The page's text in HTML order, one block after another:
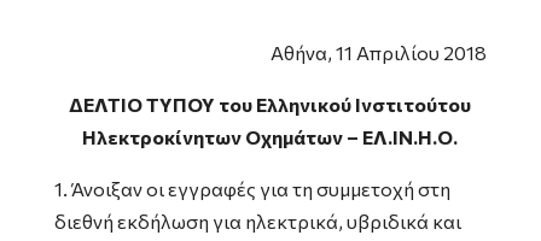
Αθήνα, 11 Απριλίου 2018
ΔΕΛΤΙΟ ΤΥΠΟΥ του Ελληνικού Ινστιτούτου
Ηλεκτροκίνητων Οχημάτων – ΕΛ.ΙΝ.Η.Ο.
1. Άνοιξαν οι εγγραφές για τη συμμετοχή στη
διεθνή εκδήλωση για ηλεκτρικά, υβριδικά και